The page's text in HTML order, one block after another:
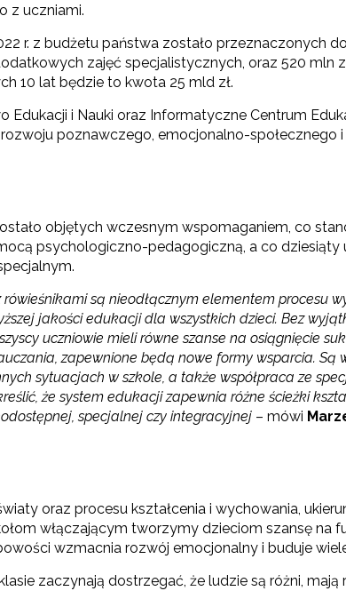
z uczniami.
r. z budżetu państwa zostało przeznaczonych
zajęć specjalistycznych, oraz 520 mln
10 lat będzie to kwota 25 mld zł.
i Nauki oraz Informatyczne Centrum
poznawczego, emocjonalno-społecznego
objętych wczesnym wspomaganiem, co
psychologiczno-pedagogiczną, a co dziesiąty
są nieodłącznym elementem procesu
jakości edukacji dla wszystkich dzieci. Bez
uczniowie mieli równe szanse na osiągnięcie
zapewnione będą nowe formy wsparcia.
sytuacjach w szkole, a także współpraca ze
że system edukacji zapewnia różne ścieżki
specjalnej czy integracyjnej – mówi
oraz procesu kształcenia i wychowania,
włączającym tworzymy dzieciom szansę na
wzmacnia rozwój emocjonalny i buduje
zaczynają dostrzegać, że ludzie są różni,